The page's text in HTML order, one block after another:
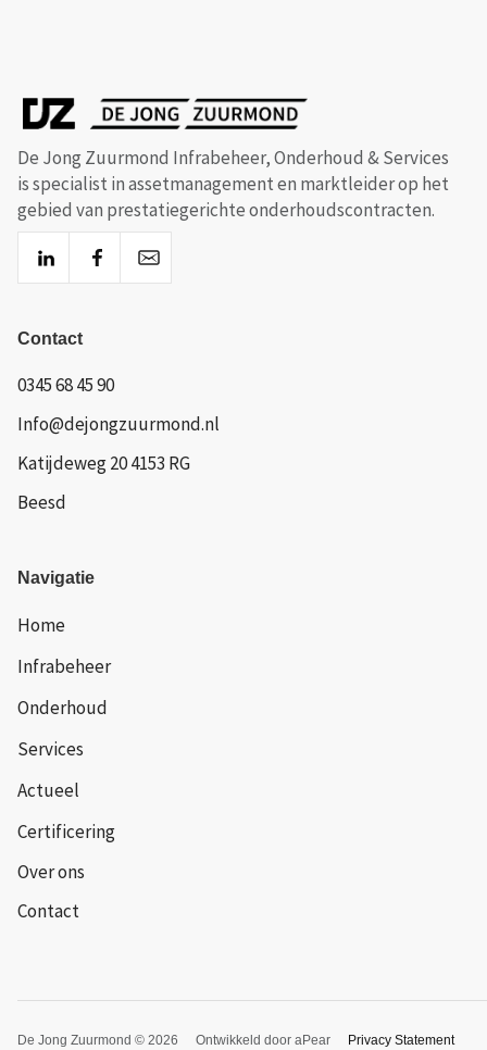
De Jong Zuurmond Infrabeheer, Onderhoud & Services
is specialist in assetmanagement en marktleider op het
gebied van prestatiegerichte onderhoudscontracten.
Contact
0345 68 45 90
Info@dejongzuurmond.nl
Katijdeweg 20 4153 RG
Beesd
Navigatie
Home
Infrabeheer
Onderhoud
Services
Actueel
Certificering
Over ons
Contact
De Jong Zuurmond © 2026 Ontwikkeld door aPear Privacy Statement